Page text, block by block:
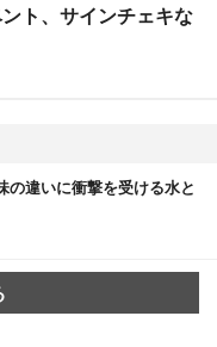
ト、サインチェキな
の違いに衝撃を受ける水と